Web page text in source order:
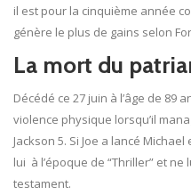
il est pour la cinquième année
génère le plus de gains selon
La mort du
Décédé ce 27 juin à l’âge de 89
violence physique lorsqu’il
Jackson 5. Si Joe a lancé
lui à l’époque de “Thriller” et
testament.